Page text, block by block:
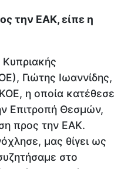
την ΕΑΚ, είπε η
Κυπριακής
Γιώτης Ιωαννίδης,
η οποία κατέθεσε
Επιτροπή Θεσμών,
προς την ΕΑΚ.
μας θίγει ως
στο